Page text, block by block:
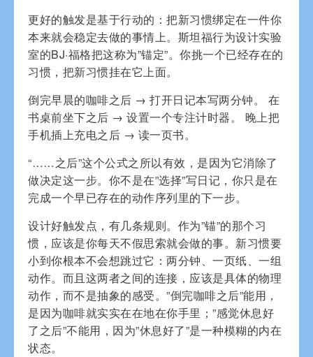
更好的触发是基于行动的：把新习惯绑定在一件你
本来就会稳定去做的事情上。斯坦福行为设计实验
室的BJ·福格把这称为”锚定”。你挑一个已经存在的
习惯，把新习惯挂在它上面。
倒完早晨的咖啡之后 → 打开日记本写两分钟。 在
书桌前坐下之后 → 设置一个专注计时器。 晚上把
手机插上充电之后 → 读一页书。
“……之后”这个公式之所以有效，是因为它消除了
做决定这一步。你不是在”选择”写日记，你只是在
完成一个早已存在的动作序列里的下一步。
设计好触发点，有几条规则。作为”锚”的那个习
惯，应该是你每天不假思索就会做的事。新习惯要
小到你根本不会想跳过它：两分钟、一页纸、一组
动作。而且这两者之间的连接，应该是具体的物理
动作，而不是抽象的感受。”倒完咖啡之后”能用，
是因为咖啡就实实在在地在你手里；”感觉休息好
了之后”不能用，因为”休息好了”是一种模糊的内在
状态。